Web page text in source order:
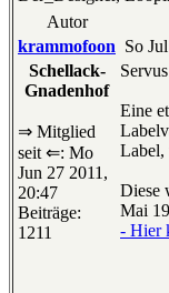
Autor
krammofoon So
Schellack-
Gnadenhof
⇒ Mitglied
seit ⇐: Mo
Jun 27 2011,
20:47
Beiträge:
1211
Eine
Label,
Diese
Mai
- Hier